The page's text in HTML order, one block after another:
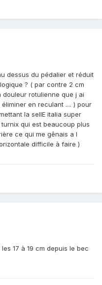
dessus du pédalier et réduit
? ( par contre 2 cm
rotulienne que j ai
en reculant .... ) pour
la sellE italia super
qui est beaucoup plus
ce qui me gênais a l
difficile à faire )
17 à 19 cm depuis le bec